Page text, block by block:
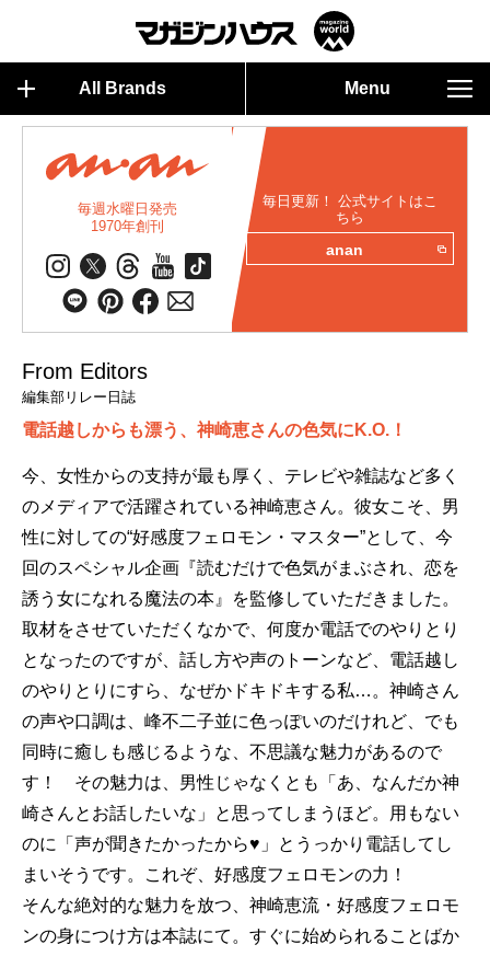
All Brands Menu
毎週水曜日発売
1970年創刊
毎日更新！ 公式サイトはこ
ちら
anan
From Editors
編集部リレー日誌
電話越しからも漂う、神崎恵さんの色気にK.O.！
今、女性からの支持が最も厚く、テレビや雑誌など多く
のメディアで活躍されている神崎恵さん。彼女こそ、男
性に対しての“好感度フェロモン・マスター”として、今
回のスペシャル企画『読むだけで色気がまぶされ、恋を
誘う女になれる魔法の本』を監修していただきました。
取材をさせていただくなかで、何度か電話でのやりとり
となったのですが、話し方や声のトーンなど、電話越し
のやりとりにすら、なぜかドキドキする私…。神崎さん
の声や口調は、峰不二子並に色っぽいのだけれど、でも
同時に癒しも感じるような、不思議な魅力があるので
す！ その魅力は、男性じゃなくとも「あ、なんだか神
崎さんとお話したいな」と思ってしまうほど。用もない
のに「声が聞きたかったから♥」とうっかり電話してし
まいそうです。これぞ、好感度フェロモンの力！
そんな絶対的な魅力を放つ、神崎恵流・好感度フェロモ
ンの身につけ方は本誌にて。すぐに始められることばか